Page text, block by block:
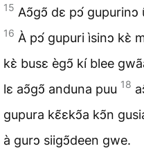
15 Aↄ̃gↄ̃ dɛ pↄ́ gupurinↄ
16 À pↄ́ gupuri ìsinↄ kɛ̀
kɛ̀ busɛ ègↄ̃ kí blee
lɛ aↄ̃gↄ̃ anduna puu 18
gupura kɛ̃ɛkↄ̃a kↄ̃n
à gurↄ siigↄ̃deen gwe.